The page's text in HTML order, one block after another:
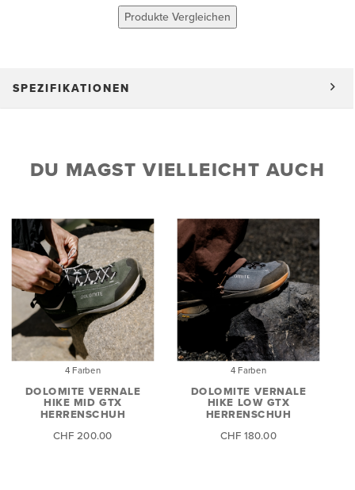
Produkte Vergleichen
SPEZIFIKATIONEN
DU MAGST VIELLEICHT AUCH
4 Farben
DOLOMITE VERNALE
HIKE MID GTX
HERRENSCHUH
CHF 200.00
4 Farben
DOLOMITE VERNALE
HIKE LOW GTX
HERRENSCHUH
CHF 180.00